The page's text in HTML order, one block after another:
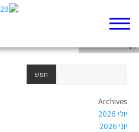
Archives
יולי 2026
יוני 2026